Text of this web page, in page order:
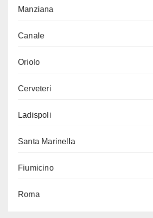
Manziana
Canale
Oriolo
Cerveteri
Ladispoli
Santa Marinella
Fiumicino
Roma